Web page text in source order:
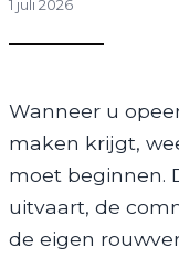
1 juli 2026
Wanneer u
maken krijgt,
moet beginnen.
uitvaart, de
de eigen